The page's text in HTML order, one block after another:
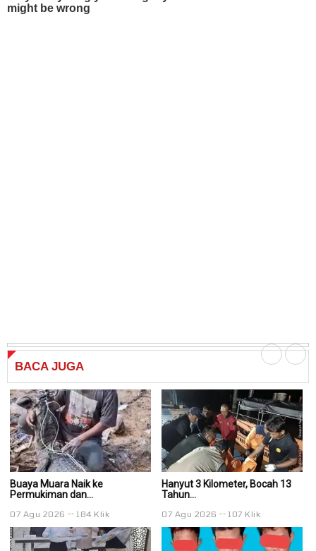
BACA JUGA
Buaya Muara Naik ke
Permukiman dan...
07 Agu 2026 184 Klik
Hanyut 3 Kilometer, Bocah 13
Tahun...
07 Agu 2026 107 Klik